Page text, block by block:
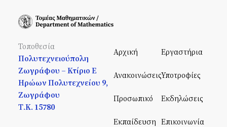
Τοποθεσία
Πολυτεχνειούπολη
Ζωγράφου – Κτίριο Ε
Ηρώων Πολυτεχνείου 9,
Ζωγράφου
Τ.Κ. 15780
Αρχική
Ανακοινώσεις
Προσωπικό
Εκπαίδευση
Εργαστήρια
Υποτροφίες
Εκδηλώσεις
Επικοινωνία